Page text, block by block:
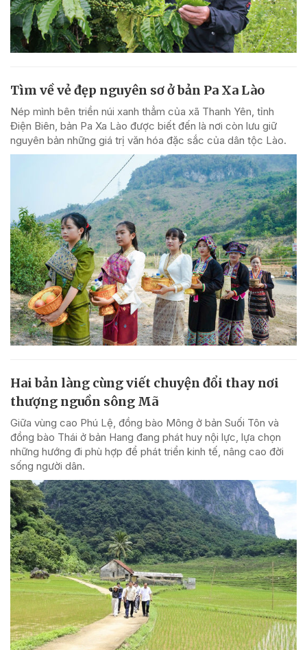
Tìm về vẻ đẹp nguyên sơ ở bản Pa Xa Lào
Nép mình bên triền núi xanh thẳm của xã Thanh Yên, tỉnh
Điện Biên, bản Pa Xa Lào được biết đến là nơi còn lưu giữ
nguyên bản những giá trị văn hóa đặc sắc của dân tộc Lào.
Hai bản làng cùng viết chuyện đổi thay nơi
thượng nguồn sông Mã
Giữa vùng cao Phú Lệ, đồng bào Mông ở bản Suối Tôn và
đồng bào Thái ở bản Hang đang phát huy nội lực, lựa chọn
những hướng đi phù hợp để phát triển kinh tế, nâng cao đời
sống người dân.